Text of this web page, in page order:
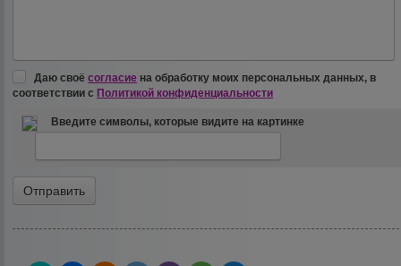
Даю своёсогласие на обработку моих персональных данных, в
соответствии с Политикой конфиденциальности
Введите символы, которые видите на картинке